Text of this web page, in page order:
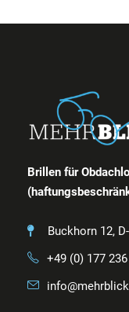
Brillen für
Buckhorn 12,
+49 (0) 177